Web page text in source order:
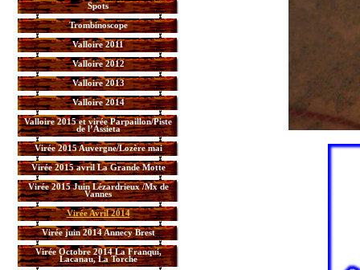
Spots
Trombinoscope
Valloire 2011
Valloire 2012
Valloire 2013
Valloire 2014
Valloire 2015 et virée Parpaillon/Piste
de l’Assieta
Virée 2015 Auvergne/Lozère mai
Virée 2015 avril La Grande Motte
Virée 2015 Juin Lézardrieux /Mx de
Vannes
Virée Avril 2014
Virée juin 2014 Annecy Brest
Virée Octobre 2014 La Franqui,
Lacanau, La Torche